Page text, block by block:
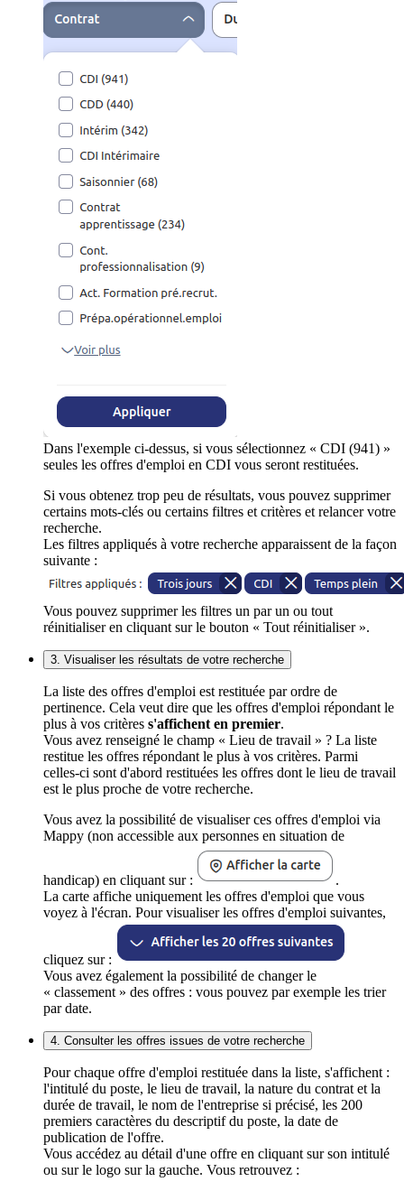
Dans l'exemple ci-dessus, si vous sélectionnez « CDI (941) »
seules les offres d'emploi en CDI vous seront restituées.
Si vous obtenez trop peu de résultats, vous pouvez supprimer
certains mots-clés ou certains filtres et critères et relancer votre
recherche.
Les filtres appliqués à votre recherche apparaissent de la façon
suivante :
Vous pouvez supprimer les filtres un par un ou tout
réinitialiser en cliquant sur le bouton « Tout réinitialiser ».
3. Visualiser les résultats de votre recherche
La liste des offres d'emploi est restituée par ordre de
pertinence. Cela veut dire que les offres d'emploi répondant le
plus à vos critères s'affichent en premier.
Vous avez renseigné le champ « Lieu de travail » ? La liste
restitue les offres répondant le plus à vos critères. Parmi
celles-ci sont d'abord restituées les offres dont le lieu de travail
est le plus proche de votre recherche.
Vous avez la possibilité de visualiser ces offres d'emploi via
Mappy (non accessible aux personnes en situation de
handicap) en cliquant sur :
.
La carte affiche uniquement les offres d'emploi que vous
voyez à l'écran. Pour visualiser les offres d'emploi suivantes,
cliquez sur :
Vous avez également la possibilité de changer le
« classement » des offres : vous pouvez par exemple les trier
par date.
4. Consulter les offres issues de votre recherche
Pour chaque offre d'emploi restituée dans la liste, s'affichent :
l'intitulé du poste, le lieu de travail, la nature du contrat et la
durée de travail, le nom de l'entreprise si précisé, les 200
premiers caractères du descriptif du poste, la date de
publication de l'offre.
Vous accédez au détail d'une offre en cliquant sur son intitulé
ou sur le logo sur la gauche. Vous retrouvez :